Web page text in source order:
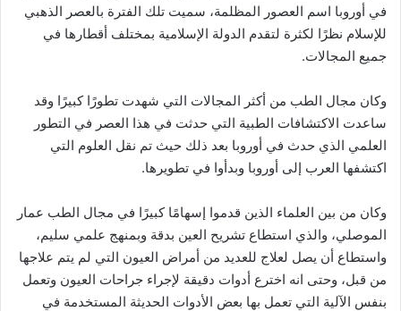
في أوروبا اسم العصور المظلمة، سميت تلك الفترة بالعصر الذهبي
للإسلام نظرًا لكثرة لتقدم الدولة الإسلامية بمختلف أقطارها في
جميع المجالات.
وكان مجال الطب من أكثر المجالات التي شهدت تطورًا كبيرًا وقد
ساعدت الاكتشافات الطبية التي حدثت في هذا العصر في التطور
العلمي الذي حدث في أوروبا بعد ذلك حيث تم نقل العلوم التي
اكتشفها العرب إلى أوروبا وبدأوا في تطويرها.
وكان من بين العلماء الذين قدموا إسهامًا كبيرًا في مجال الطب عمار
الموصلي، والذي استطاع تشريح العين بدقة وبمنهج علمي سليم،
واستطاع أن يصل لعلاج للعديد من أمراض العيون التي لم يتم علاجها
من قبل، وحتى انه اخترع أدوات دقيقة لإجراء جراحات العيون وتعمل
بنفس الآلية التي تعمل بها بعض الأدوات الحديثة المستخدمة في